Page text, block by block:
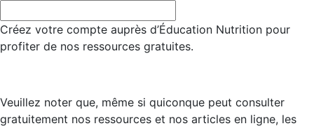
Créez votre compte auprès d’Éducation Nutrition pour
profiter de nos ressources gratuites.
Veuillez noter que, même si quiconque peut consulter
gratuitement nos ressources et nos articles en ligne, les